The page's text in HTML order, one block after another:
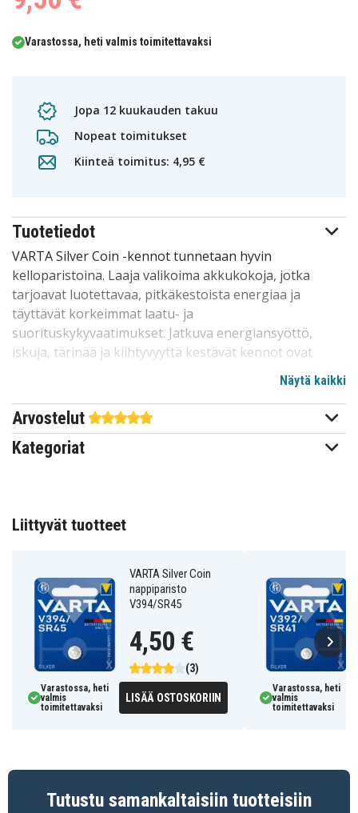
Varastossa, heti valmis toimitettavaksi
Jopa 12 kuukauden takuu
Nopeat toimitukset
Kiinteä toimitus: 4,95 €
Tuotetiedot
VARTA Silver Coin -kennot tunnetaan hyvin
kelloparistoina. Laaja valikoima akkukokoja, jotka
tarjoavat luotettavaa, pitkäkestoista energiaa ja
täyttävät korkeimmat laatu- ja
suorituskykyvaatimukset. Jatkuva energiansyöttö,
iskuja, tärinää ja kiihtyvyyttä kestävät kennot ovat
elohopeattomia ja sopivat monenlaisiin kelloihin,
leluihin, laskimiin, kaukosäätimiin ja muihin pieniin
elektronisiin laitteisiin.
Tekniset tiedot:
Akun koko: V393/SR48
Tuotenro 393101401
EAN / GTIN
Tuotetyyppi Akku, Paristo
Merkki Varta
Näytä kaikki
Arvostelut
Kategoriat
Liittyvät tuotteet
VARTA Silver Coin
nappiparisto
V394/SR45
(3)
4,50 €
Varastossa, heti
valmis
toimitettavaksi
LISÄÄ OSTOSKORIIN
Varastossa, heti
valmis
toimitettavaksi
Tutustu samankaltaisiin tuotteisiin